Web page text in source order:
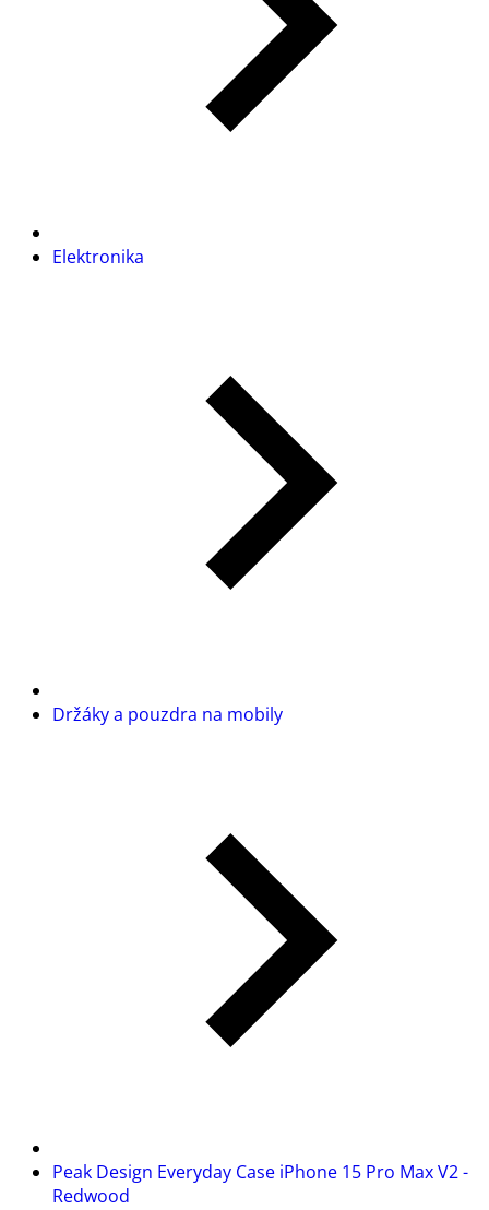
Elektronika
Držáky a pouzdra na mobily
Peak Design Everyday Case iPhone 15 Pro Max V2 -
Redwood